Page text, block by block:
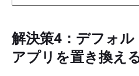
解決策4：デフォ
アプリを置き換え